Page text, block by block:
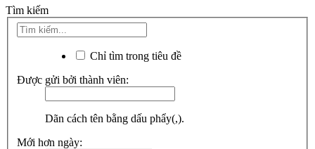
Tìm kiếm
Chỉ tìm trong tiêu đề
Được gửi bởi thành viên:
Dãn cách tên bằng dấu phẩy(,).
Mới hơn ngày: